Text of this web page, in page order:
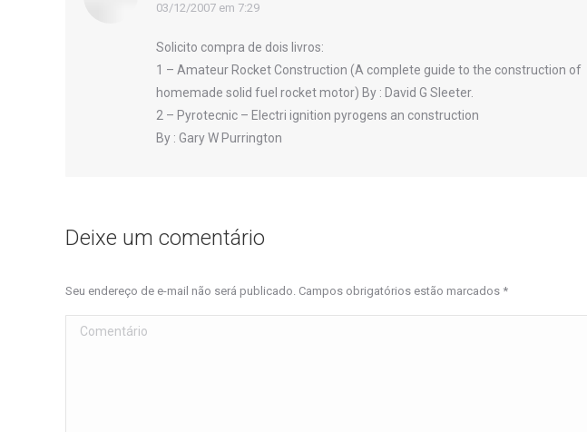
disse:
03/12/2007 em 7:29
Solicito compra de dois livros:
1 – Amateur Rocket Construction (A complete guide to the construction of
homemade solid fuel rocket motor) By : David G Sleeter.
2 – Pyrotecnic – Electri ignition pyrogens an construction
By : Gary W Purrington
Deixe um comentário
Seu endereço de e-mail não será publicado. Campos obrigatórios estão marcados *
Comentário